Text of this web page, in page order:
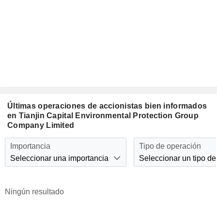
Últimas operaciones de accionistas bien informados
en Tianjin Capital Environmental Protection Group
Company Limited
Importancia
Seleccionar una importancia
Tipo de operación
Seleccionar un tipo
Ningún resultado